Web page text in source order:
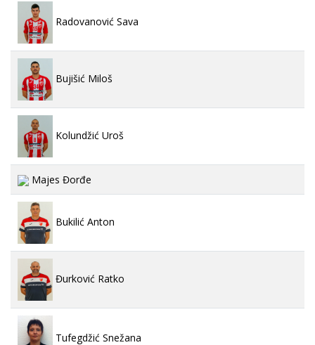
Radovanović Sava
Bujišić Miloš
Kolundžić Uroš
Majes Đorđe
Bukilić Anton
Đurković Ratko
Tufegdžić Snežana